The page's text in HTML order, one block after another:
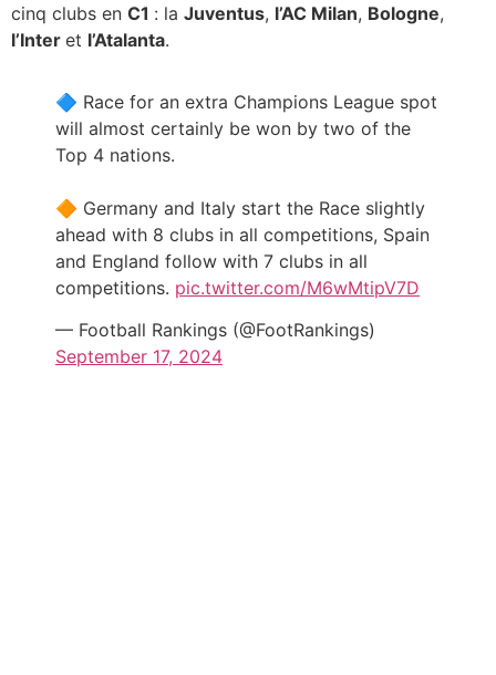
cinq clubs en C1 : la Juventus, l’AC Milan, Bologne,
l’Inter et l’Atalanta.
🔷 Race for an extra Champions League spot
will almost certainly be won by two of the
Top 4 nations.
🔶 Germany and Italy start the Race slightly
ahead with 8 clubs in all competitions, Spain
and England follow with 7 clubs in all
competitions. pic.twitter.com/M6wMtipV7D
— Football Rankings (@FootRankings)
September 17, 2024